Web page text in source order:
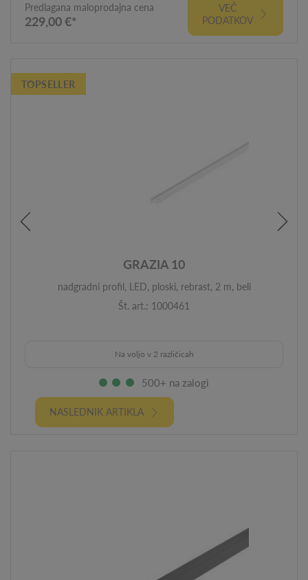
Predlagana maloprodajna cena
229,00 €*
VEČ
PODATKOV
TOPSELLER
GRAZIA 10
nadgradni profil, LED, ploski, rebrast, 2 m, beli
Št. art.: 1000461
Na voljo v 2 različicah
500+ na zalogi
NASLEDNIK ARTIKLA